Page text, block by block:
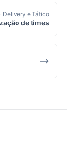
Delivery e Tático
de times